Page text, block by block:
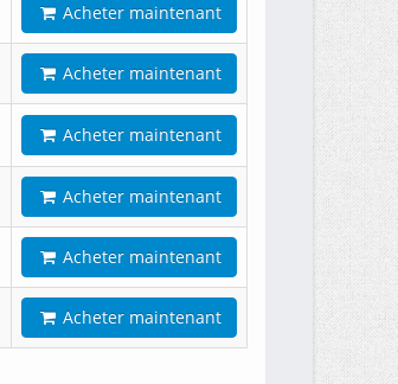
Acheter maintenant
Acheter maintenant
Acheter maintenant
Acheter maintenant
Acheter maintenant
Acheter maintenant